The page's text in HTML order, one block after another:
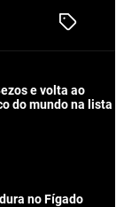
T
e
e volta ao
do mundo na lista
no Fígado